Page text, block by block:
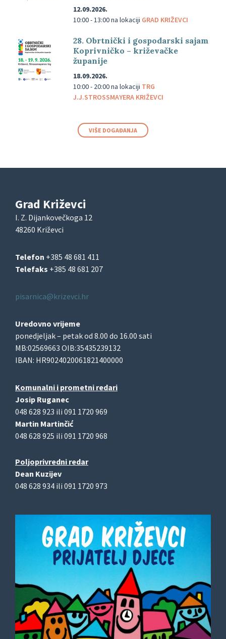
12.09.2026.
10:00 - 13:00na lokaciji GRAD KRIŽEVCI
28. Obrtnički i gospodarski sajam
Koprivničko – križevačke
županije
18.09.2026.
10:00 - 20:00na lokaciji TRG
J.J.STROSSMAYERA KRIŽEVCI
VIŠE DOGAĐANJA
Grad Križevci
I. Z. Dijankovečkoga 12
48260 Križevci
Telefon +385 48 681 411
Telefaks +385 48 681 207
pisarnica@krizevci.hr
Uredovno vrijeme
ponedjeljak – petak od 8.00 do 16.00 sati
MB:02569663 OIB:35435239132
IBAN: HR9024020061821400000
Komunalni i prometni redari
Josip Ruganec
048 628 923 ili 091 1720 969
Martin Martinčić
048 628 925 ili 091 1720 968
Poljoprivredni redar
Dean Kuzijev
048 628 934 ili 091 1720 973